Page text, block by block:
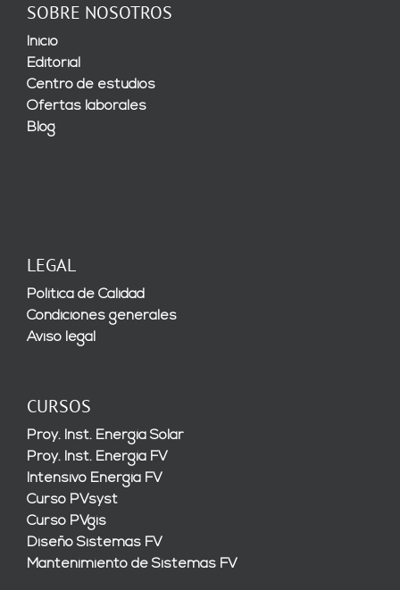
SOBRE NOSOTROS
Inicio
Editorial
Centro de estudios
Ofertas laborales
Blog
LEGAL
Política de Calidad
Condiciones generales
Aviso legal
CURSOS
Proy. Inst. Energía Solar
Proy. Inst. Energía FV
Intensivo Energía FV
Curso PVsyst
Curso PVgis
Diseño Sistemas FV
Mantenimiento de Sistemas FV